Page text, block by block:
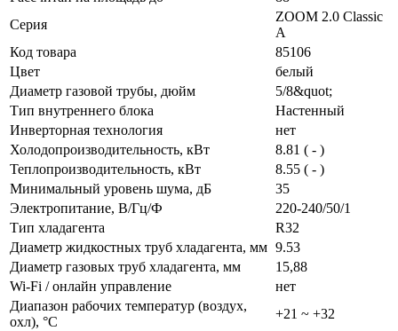
Серия
ZOOM 2.0 Classic
A
Код товара
85106
Цвет
белый
Диаметр газовой трубы, дюйм
5/8&quot;
Тип внутреннего блока
Настенный
Инверторная технология
нет
Холодопроизводительность, кВт
8.81 ( - )
Теплопроизводительность, кВт
8.55 ( - )
Минимальный уровень шума, дБ
35
Электропитание, В/Гц/Ф
220-240/50/1
Тип хладагента
R32
Диаметр жидкостных труб хладагента, мм 9.53
Диаметр газовых труб хладагента, мм
15,88
Wi-Fi / онлайн управление
нет
Диапазон рабочих температур (воздух,
охл), °C
+21 ~ +32